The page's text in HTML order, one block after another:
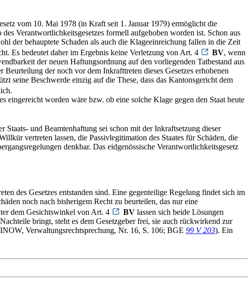
vom 10. Mai 1978 (in Kraft seit 1. Januar 1979) ermöglicht die
Verantwortlichkeitsgesetzes formell aufgehoben worden ist. Schon aus
der behauptete Schaden als auch die Klageeinreichung fallen in die Zeit
Es bedeutet daher im Ergebnis keine Verletzung von Art. 4
BV, wenn
der neuen Haftungsordnung auf den vorliegenden Tatbestand aus
der noch vor dem Inkrafttreten dieses Gesetzes erhobenen
seine Beschwerde einzig auf die These, dass das Kantonsgericht dem
eingereicht worden wäre bzw. ob eine solche Klage gegen den Staat heute
Staats- und Beamtenhaftung sei schon mit der Inkraftsetzung dieser
vertreten lassen, die Passivlegitimation des Staates für Schäden, die
denkbar. Das eidgenössische Verantwortlichkeitsgesetz
des Gesetzes entstanden sind. Eine gegenteilige Regelung findet sich im
noch nach bisherigem Recht zu beurteilen, das nur eine
dem Gesichtswinkel von Art. 4
BV lassen sich beide Lösungen
bringt, steht es dem Gesetzgeber frei, sie auch rückwirkend zur
Verwaltungsrechtsprechung, Nr. 16, S. 106; BGE 99 V 203). Ein